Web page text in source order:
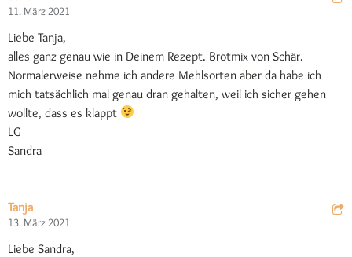
11. März 2021
Liebe Tanja,
alles ganz genau wie in Deinem Rezept. Brotmix von Schär.
Normalerweise nehme ich andere Mehlsorten aber da habe ich
mich tatsächlich mal genau dran gehalten, weil ich sicher gehen
wollte, dass es klappt
LG
Sandra
Tanja
13. März 2021
Liebe Sandra,